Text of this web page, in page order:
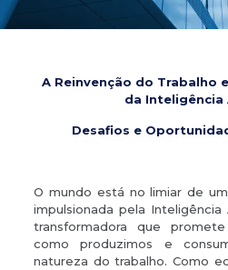
A Reinvenção do Trabalho
da Inteligência
Desafios e
O mundo está no limiar de
impulsionada pela Inteligência
transformadora que
como produzimos e
natureza do trabalho. Como